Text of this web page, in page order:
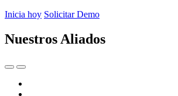
Inicia hoy Solicitar Demo
Nuestros Aliados